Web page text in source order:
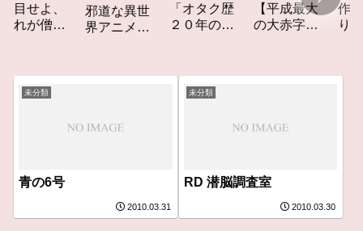
、
侶
ア
ム
邪道な異世
界アニメ
ビュー
「オタク歴
２０年の私
メ」アニメ
コラム #私を
【平成最大
の大赤字】
メ映画興行
グ【平成
作家性の
りかす「
ト」レビ
未分類
青の6号
2010.03.31
未分類
RD 潜脳調査室
2010.03.30